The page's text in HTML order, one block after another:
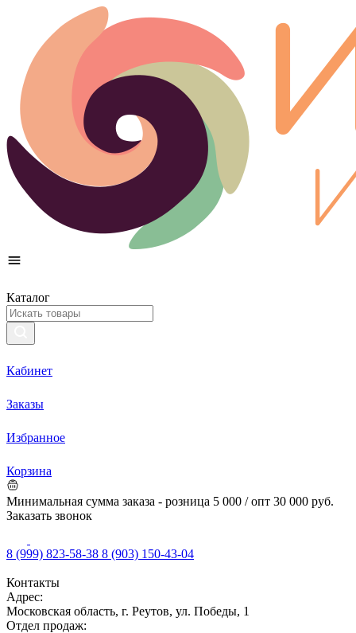
Каталог
Кабинет
Заказы
Избранное
Корзина
Минимальная сумма заказа - розница 5 000 / опт 30 000 руб.
Заказать звонок
8 (999) 823-58-38 8 (903) 150-43-04
Контакты
Адрес:
Московская область, г. Реутов, ул. Победы, 1
Отдел продаж: